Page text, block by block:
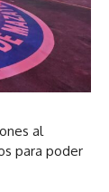
al
para poder